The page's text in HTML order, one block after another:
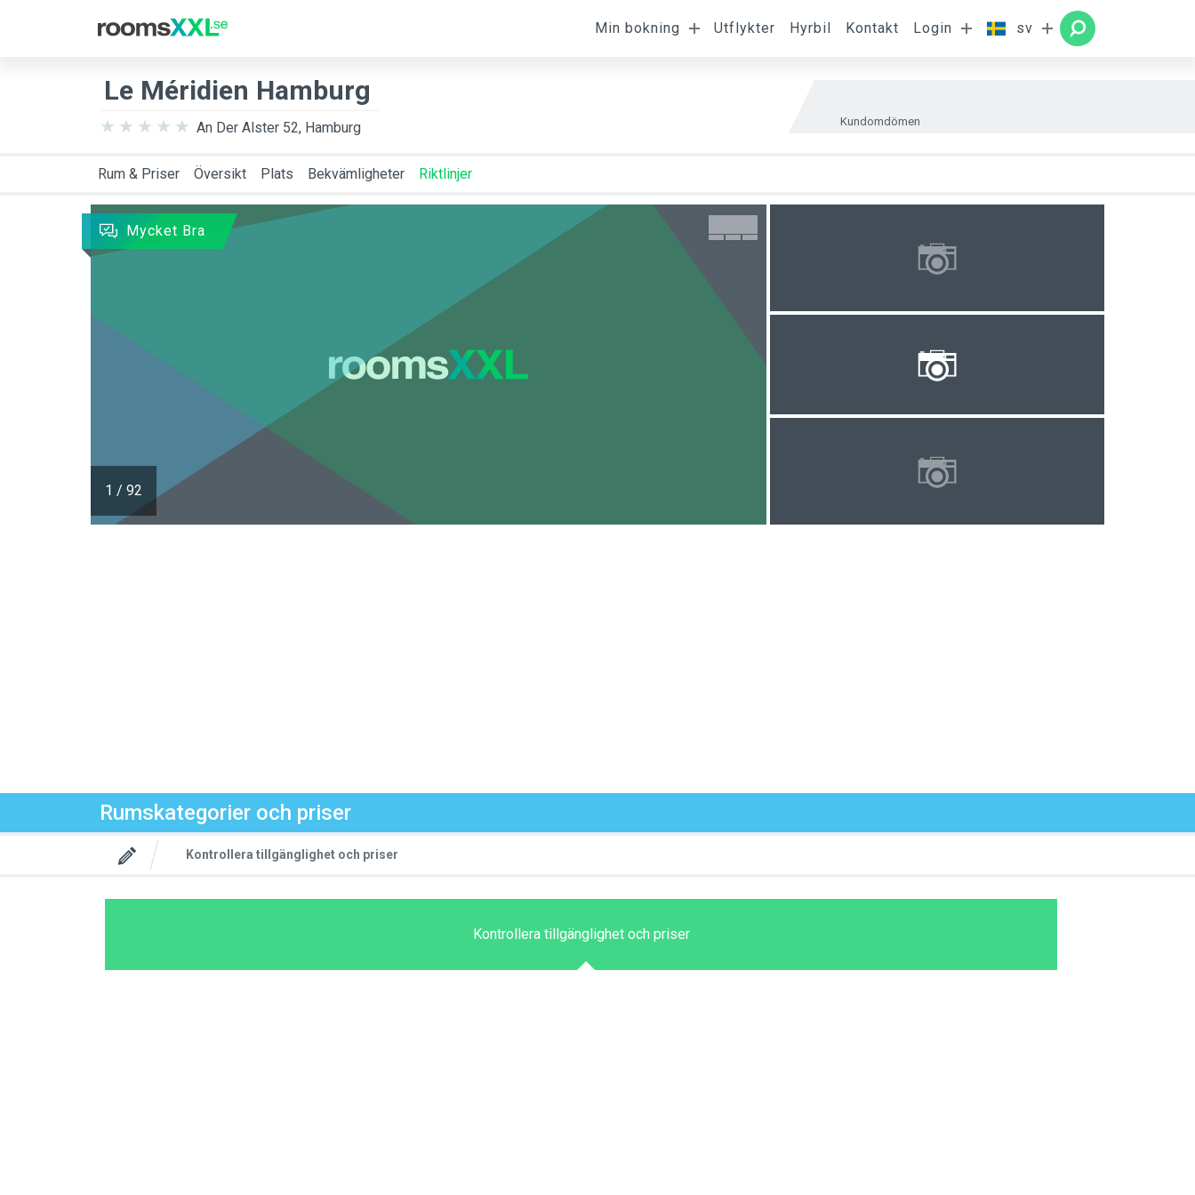
Min bokning Utflykter Hyrbil Kontakt Login sv
Destination Beläggning Rum
Le Méridien Hamburg
An Der Alster 52, Hamburg Kundomdömen
Rum & Priser Översikt Plats Bekvämligheter Riktlinjer
1 / 92
Mycket Bra
Rumskategorier och priser
Kontrollera tillgänglighet och priser
Kontrollera tillgänglighet och priser